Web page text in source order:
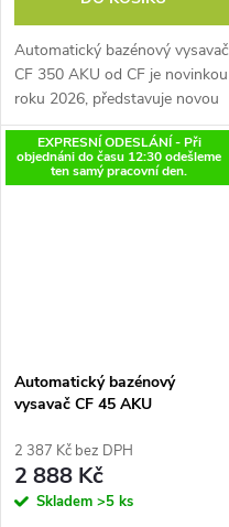
Automatický bazénový vysavač
CF 350 AKU od CF je novinkou
roku 2026, představuje novou
generaci bezdrátových robotů
pro náročné majitele bazénů. Je
určen pro všechny typy a...
EXPRESNÍ ODESLÁNÍ - Při
objednáni do času 12:30 odešleme
ten samý pracovní den.
Automatický bazénový
vysavač CF 45 AKU
2 387 Kč bez DPH
2 888 Kč
Skladem >5 ks